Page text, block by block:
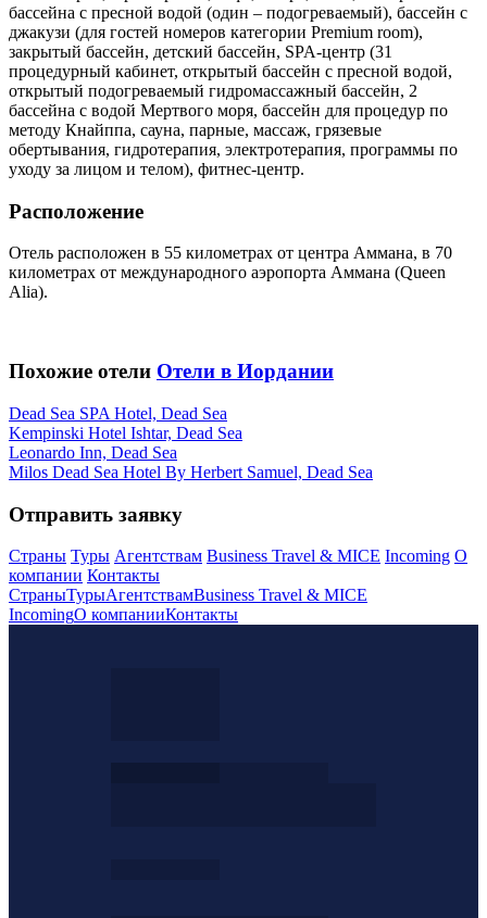
бассейна с пресной водой (один – подогреваемый), бассейн с
джакузи (для гостей номеров категории Premium room),
закрытый бассейн, детский бассейн, SPA-центр (31
процедурный кабинет, открытый бассейн с пресной водой,
открытый подогреваемый гидромассажный бассейн, 2
бассейна с водой Мертвого моря, бассейн для процедур по
методу Кнайппа, сауна, парные, массаж, грязевые
обертывания, гидротерапия, электротерапия, программы по
уходу за лицом и телом), фитнес-центр.
Расположение
Отель расположен в 55 километрах от центра Аммана, в 70
километрах от международного аэропорта Аммана (Queen
Alia).
Похожие отели Отели в Иордании
Dead Sea SPA Hotel, Dead Sea
Kempinski Hotel Ishtar, Dead Sea
Leonardo Inn, Dead Sea
Milos Dead Sea Hotel By Herbert Samuel, Dead Sea
Отправить заявку
Страны Туры Агентствам Business Travel & MICE Incoming О
компании Контакты
СтраныТурыАгентствамBusiness Travel & MICE
IncomingО компанииКонтакты